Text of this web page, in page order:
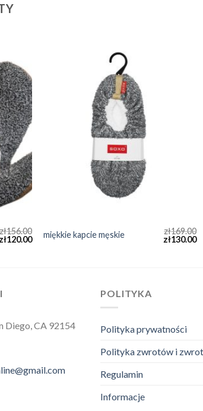
156.00
zł120.00 miękkie kapcie męskie zł169.00
zł130.00
Diego, CA 92154
POLITYKA
Polityka prywatności
Polityka zwrotów i
Regulamin
Informacje